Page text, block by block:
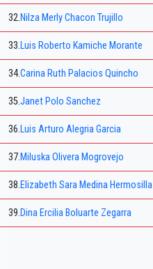
32.Nilza Merly Chacon Trujillo
33.Luis Roberto Kamiche Morante
34.Carina Ruth Palacios Quincho
35.Janet Polo Sanchez
36.Luis Arturo Alegria Garcia
37.Miluska Olivera Mogrovejo
38.Elizabeth Sara Medina Hermosilla
39.Dina Ercilia Boluarte Zegarra